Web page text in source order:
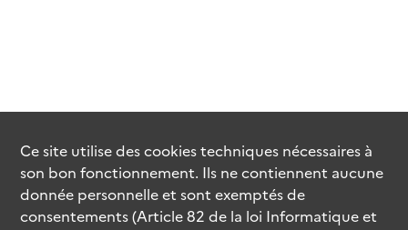
Ce site utilise descookiestechniques nécessaires à
son bon fonctionnement. Ils ne contiennent aucune
donnée personnelle et sont exemptés de
consentements (Article 82 de la loi Informatique et